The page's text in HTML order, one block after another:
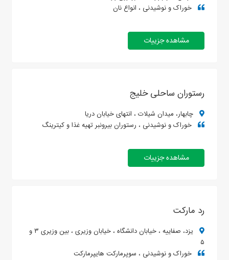
خوراک و نوشیدنی ، انواع نان
مشاهده جزییات
رستوران ساحلی خلیج
چابهار، میدان شیلات ، انتهای خیابان دریا
خوراک و نوشیدنی ، رستوران بیرونبر تهیه غذا و کیترینگ
مشاهده جزییات
رد مارکت
یزد، صفاییه ، خیابان دانشگاه ، خیابان وزیری ، بین وزیری ۳ و
۵
خوراک و نوشیدنی ، سوپرمارکت هایپرمارکت